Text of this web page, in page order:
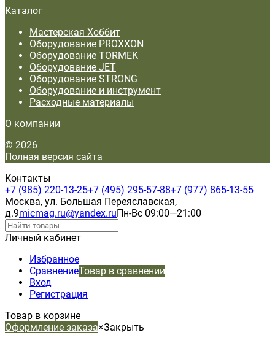
Каталог
Мастерская Хоббит
Оборудование PROXXON
Оборудование TORMEK
Оборудование JET
Оборудование STRONG
Оборудование и инструмент
Расходные материалы
О компании
© 2026
Полная версия сайта
Контакты
+7 (985) 220-13-25+7 (495) 295-57-88+7 (977) 865-13-55
Москва, ул. Большая Переяславская,
д.9micmag.ru@yandex.ruПн-Вс 09:00—21:00
Личный кабинет
Избранное
СравнениеТовар в сравнении
Вход
Регистрация
Товар в корзине
Оформление заказа×Закрыть